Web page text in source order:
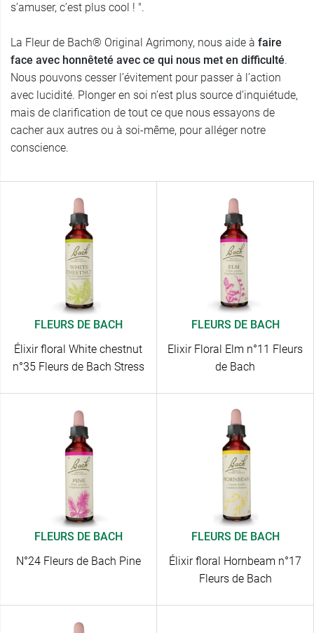
s’amuser, c’est plus cool ! ".
La Fleur de Bach® Original Agrimony, nous aide à faire
face avec honnêteté avec ce qui nous met en difficulté.
Nous pouvons cesser l’évitement pour passer à l’action
avec lucidité. Plonger en soi n’est plus source d’inquiétude,
mais de clarification de tout ce que nous essayons de
cacher aux autres ou à soi-même, pour alléger notre
conscience.
FLEURS DE BACH
Élixir floral White chestnut
n°35 Fleurs de Bach Stress
FLEURS DE BACH
Elixir Floral Elm n°11 Fleurs
de Bach
FLEURS DE BACH
N°24 Fleurs de Bach Pine
FLEURS DE BACH
Élixir floral Hornbeam n°17
Fleurs de Bach